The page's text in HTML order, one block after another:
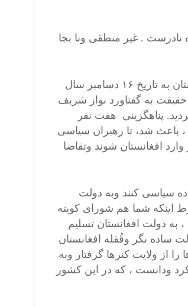
. غیر منطقی ونا بجا
حملات نظامی تروریستان دولت اسلامی خراسان بالای یک مکتب ارتشی نظامی پاکستان به تاریخ ۱۶ دسامبر سال
شدن ۱۳۳ نفر دیگر گردید ودر حقیقت به گفتاورد نواز شریف
پناهگزینی هفت نفر
، باعث شد، تا رهبران سیاسی
افغانستان شوند وتقاضا
سیاسی کنند وبه دولت
اینکه شما هم شورای کویته
به دولت افغانستان تسلیم
ساده نگر وقُقله افغانستان
از ولایت کنرها گرفتار وبه
ودانست ، که در این کشور